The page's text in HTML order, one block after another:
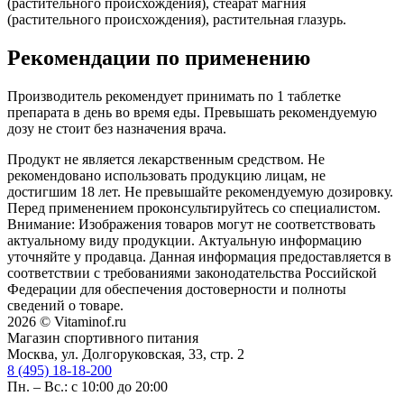
(растительного происхождения), стеарат магния
(растительного происхождения), растительная глазурь.
Рекомендации по применению
Производитель рекомендует принимать по 1 таблетке
препарата в день во время еды. Превышать рекомендуемую
дозу не стоит без назначения врача.
Продукт не является лекарственным средством. Не
рекомендовано использовать продукцию лицам, не
достигшим 18 лет. Не превышайте рекомендуемую дозировку.
Перед применением проконсультируйтесь со специалистом.
Внимание: Изображения товаров могут не соответствовать
актуальному виду продукции. Актуальную информацию
уточняйте у продавца. Данная информация предоставляется в
соответствии с требованиями законодательства Российской
Федерации для обеспечения достоверности и полноты
сведений о товаре.
2026 © Vitaminof.ru
Магазин спортивного питания
Москва, ул. Долгоруковская, 33, стр. 2
8 (495) 18-18-200
Пн. – Вс.: с 10:00 до 20:00